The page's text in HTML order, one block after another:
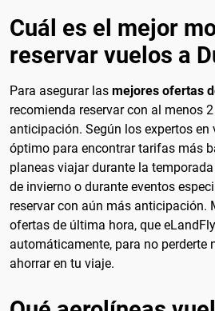
Cuál es el mejor
reservar vuelos a
Para asegurar las mejores ofertas
recomienda reservar con al menos
anticipación. Según los expertos en
óptimo para encontrar tarifas más
planeas viajar durante la
de invierno o durante eventos
reservar con aún más anticipación.
ofertas de última hora, que
automáticamente, para no perderte
ahorrar en tu viaje.